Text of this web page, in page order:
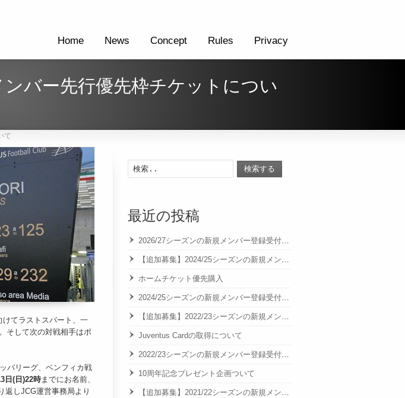
Home News Concept Rules Privacy
バー先行優先枠チケットについ
て
てラストスパート、一
そして次の対戦相手はポ
パリーグ、ベンフィカ戦
日(日)22時までにお名前、
返しJCG運営事務局より
検索する
最近の投稿
2026/27シーズンの新規メンバー登録受付について
【追加募集】2024/25シーズンの新規メンバー登録受付について
ホームチケット優先購入
2024/25シーズンの新規メンバー登録受付について
【追加募集】2022/23シーズンの新規メンバー登録受付について
Juventus Cardの取得について
2022/23シーズンの新規メンバー登録受付について
10周年記念プレゼント企画ついて
【追加募集】2021/22シーズンの新規メンバー登録受付について